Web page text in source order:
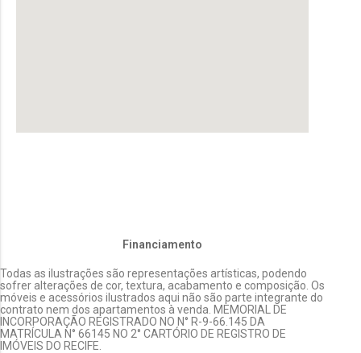
Financiamento
Todas as ilustrações são representações artísticas, podendo
sofrer alterações de cor, textura, acabamento e composição. Os
móveis e acessórios ilustrados aqui não são parte integrante do
contrato nem dos apartamentos à venda. MEMORIAL DE
INCORPORAÇÃO REGISTRADO NO N° R-9-66.145 DA
MATRÍCULA N° 66145 NO 2° CARTÓRIO DE REGISTRO DE
IMÓVEIS DO RECIFE.